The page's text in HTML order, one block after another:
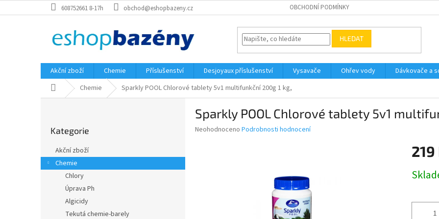
na
608752661 8-17h obchod@eshopbazeny.cz OBCHODNÍ PODMÍNKY
HLEDAT
Akční zboží Chemie Příslušenství Desjoyaux příslušenství Vysavače Ohřev vody Dávkovače a
Domů Chemie Sparkly POOL Chlorové tablety 5v1 multifunkční 200g 1 kg,
a
n
kategorie
Kategorie
Akční zboží
Chemie
Chlory
Úprava Ph
Algicidy
Tekutá chemie-barely
Sparkly POOL Chlorové tablety 5v1
Průměrné
Neohodnoceno Podrobnosti hodnocení
219
cena: